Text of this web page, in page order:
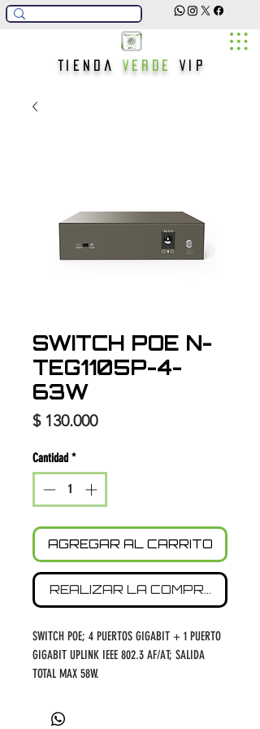
TiendaVerde Vip
SWITCH POE N-
TEG1105P-4-
63W
$ 130.000Precio
Cantidad *
AGREGAR AL CARRITO
REALIZAR LA COMPRA
SWITCH POE; 4 PUERTOS GIGABIT + 1 PUERTO
GIGABIT UPLINK IEEE 802.3 AF/AT; SALIDA
TOTAL MAX 58W.